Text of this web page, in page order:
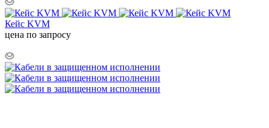
Кейс KVM
цена по запросу